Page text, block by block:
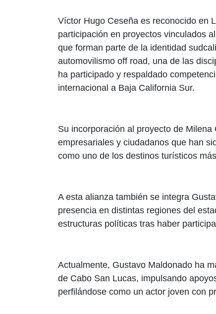
Víctor Hugo Ceseña es reconocido en
participación en proyectos vinculados
que forman parte de la identidad
automovilismo off road, una de las
ha participado y respaldado
internacional a Baja California Sur.
Su incorporación al proyecto de
empresariales y ciudadanos que han
como uno de los destinos turísticos
A esta alianza también se integra
presencia en distintas regiones del
estructuras políticas tras haber
Actualmente, Gustavo Maldonado ha
de Cabo San Lucas, impulsando
perfilándose como un actor joven con